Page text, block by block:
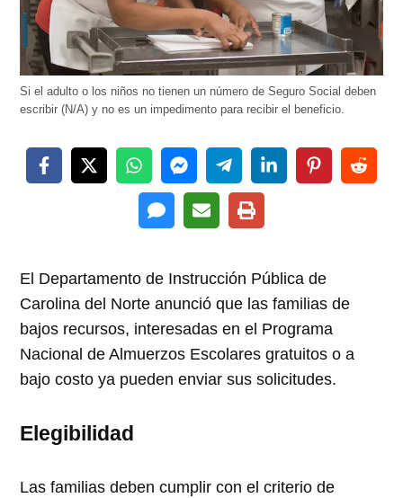
Si el adulto o los niños no tienen un número de Seguro Social deben
escribir (N/A) y no es un impedimento para recibir el beneficio.
El Departamento de Instrucción Pública de
Carolina del Norte anunció que las familias de
bajos recursos, interesadas en el Programa
Nacional de Almuerzos Escolares gratuitos o a
bajo costo ya pueden enviar sus solicitudes.
Elegibilidad
Las familias deben cumplir con el criterio de